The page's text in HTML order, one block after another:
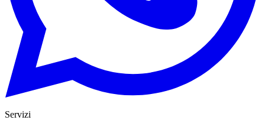
Servizi